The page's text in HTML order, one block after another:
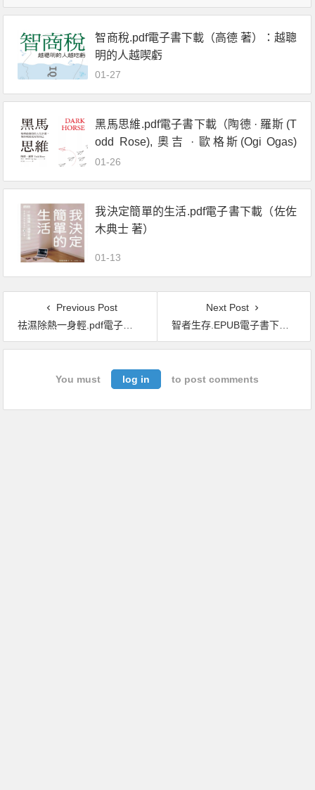
智商稅.pdf電子書下載（高德 著）：越聰
明的人越喫虧
01-27
黑馬思維.pdf電子書下載（陶德 · 羅斯 (T
odd Rose), 奧吉 · 歐格斯(Ogi Ogas)
著） : 哈佛最推崇的人生計畫,教你成就
01-26
我決定簡單的生活.pdf電子書下載（佐佐
木典士 著）
01-13
Previous Post
祛濕除熱一身輕.pdf電子書下載（趙成勇 著）：祛濕除熱一身輕（9個日常起居習慣、9個古方奇方、57個飲食方案、10種經穴按摩法）
Next Post
智者生存.EPUB電子書下載（伍忠賢 著）
You must log in to post comments